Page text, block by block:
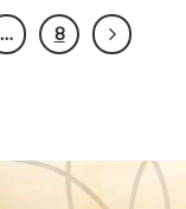
… 8